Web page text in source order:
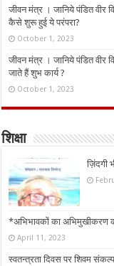
जीवन मंत्र । जानिये पंडित वीर
कैसे शुरू हुई ये परंपरा?
October 1, 2023
जीवन मंत्र । जानिये पंडित वीर
जाते हैं शुभ कार्य ?
October 1, 2023
शिक्षा
ज़िंदगी
*अभिभावकों का
April 11, 2023
स्वतन्त्रता दिवस पर शिवम